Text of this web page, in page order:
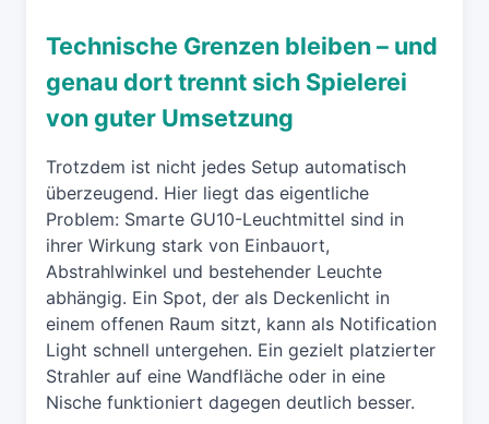
Technische Grenzen bleiben – und
genau dort trennt sich Spielerei
von guter Umsetzung
Trotzdem ist nicht jedes Setup automatisch
überzeugend. Hier liegt das eigentliche
Problem: Smarte GU10-Leuchtmittel sind in
ihrer Wirkung stark von Einbauort,
Abstrahlwinkel und bestehender Leuchte
abhängig. Ein Spot, der als Deckenlicht in
einem offenen Raum sitzt, kann als Notification
Light schnell untergehen. Ein gezielt platzierter
Strahler auf eine Wandfläche oder in eine
Nische funktioniert dagegen deutlich besser.